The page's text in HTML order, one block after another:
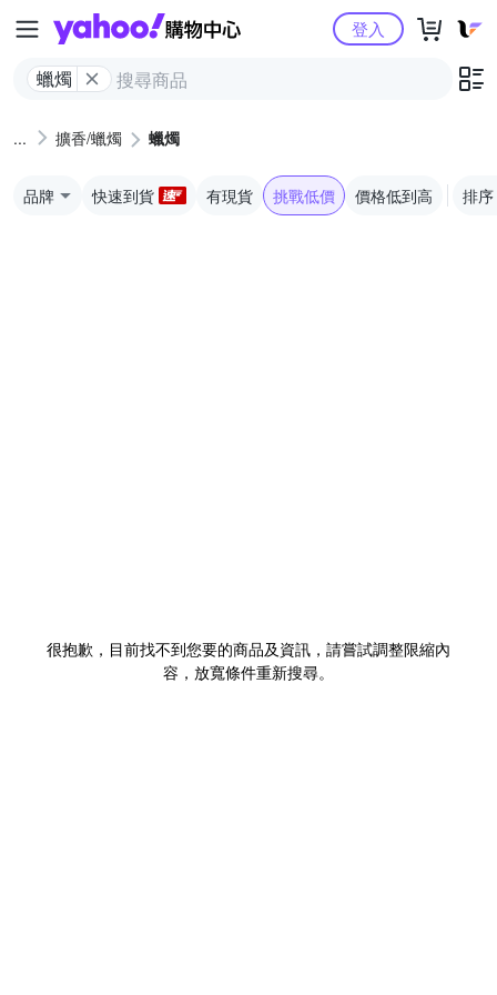
Yahoo購物中心
蠟燭
登入
擴香/蠟燭 蠟燭
品牌 快速到貨 有現貨 挑戰低價 價格低到高 排序
很抱歉，目前找不到您要的商品及資訊，請嘗試調整限縮內
容，放寬條件重新搜尋。